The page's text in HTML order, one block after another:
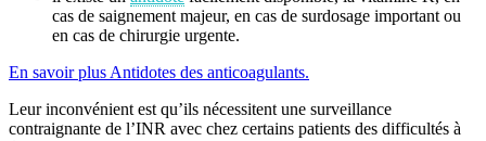
cas de saignement majeur, en cas de surdosage important ou
en cas de chirurgie urgente.
En savoir plus Antidotes des anticoagulants.
Leur inconvénient est qu’ils nécessitent une surveillance
contraignante de l’INR avec chez certains patients des difficultés à